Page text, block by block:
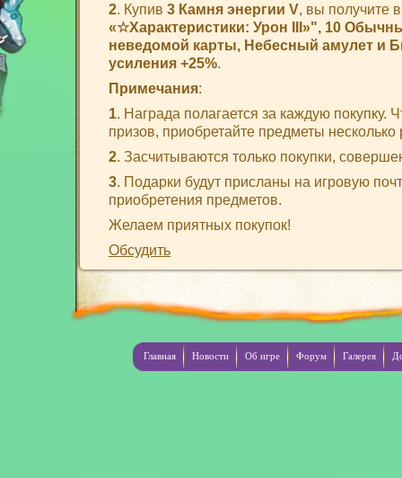
2. Купив 3 Камня энергии V, вы получите
«☆Характеристики: Урон III»", 10
неведомой карты, Небесный амулет и
усиления +25%.
Примечания:
1. Награда полагается за каждую покупку.
призов, приобретайте предметы несколько
2. Засчитываются только покупки,
3. Подарки будут присланы на игровую
приобретения предметов.
Желаем приятных покупок!
Обсудить
Главная Новости Об игре Форум Галерея